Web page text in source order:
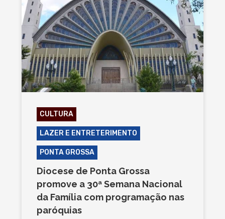
CULTURA
LAZER E ENTRETERIMENTO
PONTA GROSSA
Diocese de Ponta Grossa
promove a 30ª Semana Nacional
da Família com programação nas
paróquias